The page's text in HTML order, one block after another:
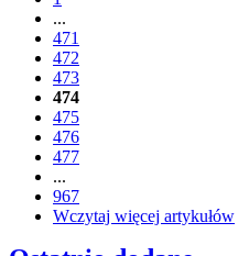
...
471
472
473
474
475
476
477
...
967
Wczytaj więcej artykułów